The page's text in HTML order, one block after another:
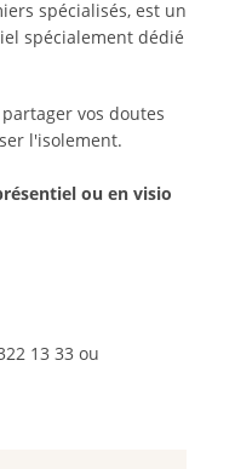
spécialisés, est un
spécialement dédié
vos doutes
l'isolement.
ou en visio
13 33 ou